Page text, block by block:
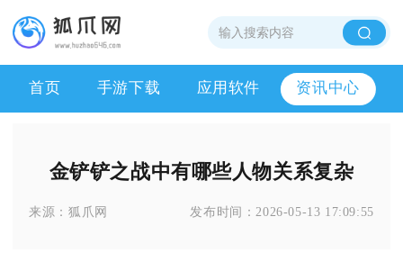
首页 手游下载 应用软件 资讯中心
金铲铲之战中有哪些人物关系复杂
来源：狐爪网 发布时间：2026-05-13 17:09:55